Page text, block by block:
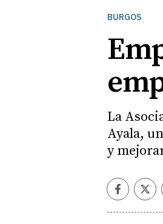
BURGOS
La
Ayala,
y